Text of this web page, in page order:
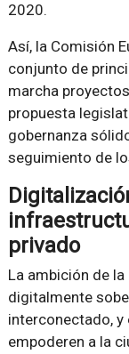
2020.
Así, la Comisión
conjunto de
marcha
propuesta
gobernanza
seguimiento de
privado
La ambición de
digitalmente
interconectado,
empoderen a la